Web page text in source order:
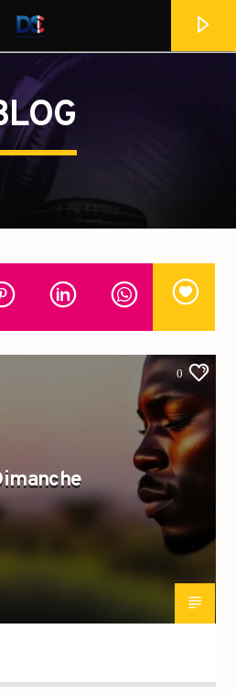
dans la base de données]
0